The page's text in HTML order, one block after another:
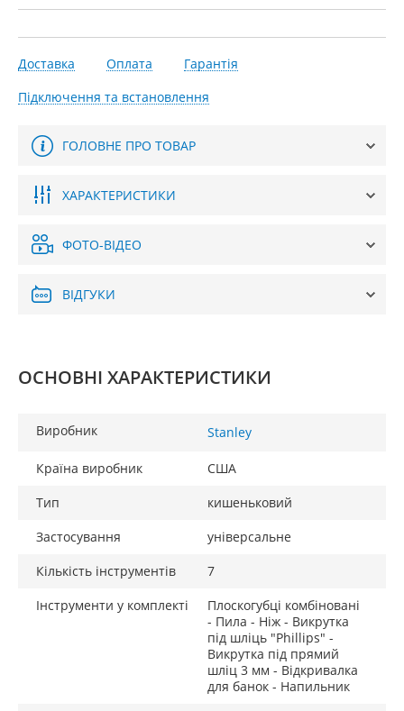
Доставка Оплата
Гарантія
Підключення та встановлення
ГОЛОВНЕ ПРО ТОВАР
ХАРАКТЕРИСТИКИ
ФОТО-ВІДЕО
ВІДГУКИ
ОСНОВНІ ХАРАКТЕРИСТИКИ
Виробник Stanley
Країна виробник
США
Тип
кишеньковий
Застосування
універсальне
Кількість інструментів
7
Інструменти у комплекті
Плоскогубці комбіновані
- Пила - Ніж - Викрутка
під шліць "Phillips" -
Викрутка під прямий
шліц 3 мм - Відкривалка
для банок - Напильник